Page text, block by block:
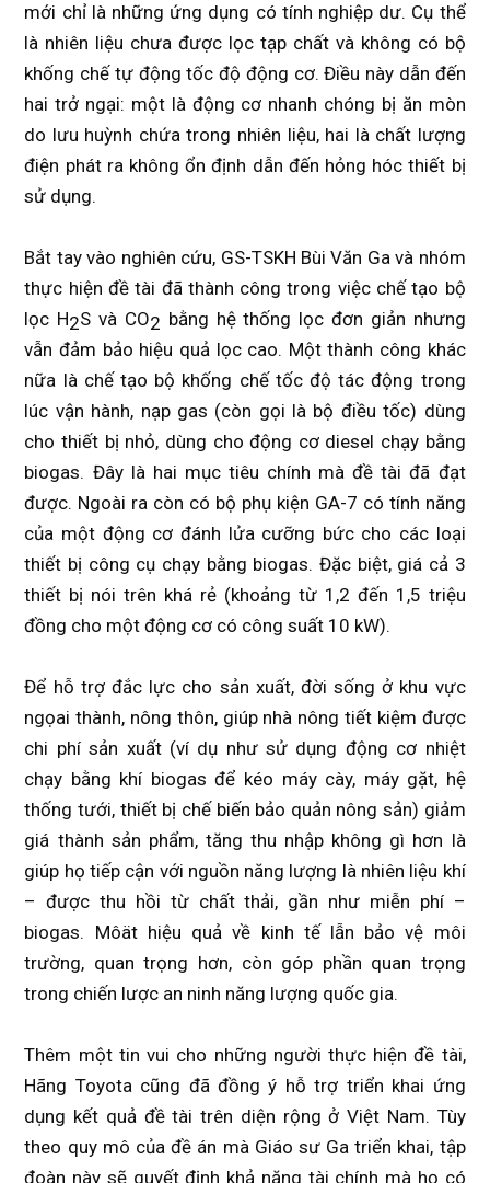
mới chỉ là những ứng dụng có tính nghiệp dư. Cụ thể
là nhiên liệu chưa được lọc tạp chất và không có bộ
khống chế tự động tốc độ động cơ. Điều này dẫn đến
hai trở ngại: một là động cơ nhanh chóng bị ăn mòn
do lưu huỳnh chứa trong nhiên liệu, hai là chất lượng
điện phát ra không ổn định dẫn đến hỏng hóc thiết bị
sử dụng.
Bắt tay vào nghiên cứu, GS-TSKH Bùi Văn Ga và nhóm
thực hiện đề tài đã thành công trong việc chế tạo bộ
lọc H2S và CO2 bằng hệ thống lọc đơn giản nhưng
vẫn đảm bảo hiệu quả lọc cao. Một thành công khác
nữa là chế tạo bộ khống chế tốc độ tác động trong
lúc vận hành, nạp gas (còn gọi là bộ điều tốc) dùng
cho thiết bị nhỏ, dùng cho động cơ diesel chạy bằng
biogas. Đây là hai mục tiêu chính mà đề tài đã đạt
được. Ngoài ra còn có bộ phụ kiện GA-7 có tính năng
của một động cơ đánh lửa cưỡng bức cho các loại
thiết bị công cụ chạy bằng biogas. Đặc biệt, giá cả 3
thiết bị nói trên khá rẻ (khoảng từ 1,2 đến 1,5 triệu
đồng cho một động cơ có công suất 10 kW).
Để hỗ trợ đắc lực cho sản xuất, đời sống ở khu vực
ngọai thành, nông thôn, giúp nhà nông tiết kiệm được
chi phí sản xuất (ví dụ như sử dụng động cơ nhiệt
chạy bằng khí biogas để kéo máy cày, máy gặt, hệ
thống tưới, thiết bị chế biến bảo quản nông sản) giảm
giá thành sản phẩm, tăng thu nhập không gì hơn là
giúp họ tiếp cận với nguồn năng lượng là nhiên liệu khí
– được thu hồi từ chất thải, gần như miễn phí –
biogas. Môät hiệu quả về kinh tế lẫn bảo vệ môi
trường, quan trọng hơn, còn góp phần quan trọng
trong chiến lược an ninh năng lượng quốc gia.
Thêm một tin vui cho những người thực hiện đề tài,
Hãng Toyota cũng đã đồng ý hỗ trợ triển khai ứng
dụng kết quả đề tài trên diện rộng ở Việt Nam. Tùy
theo quy mô của đề án mà Giáo sư Ga triển khai, tập
đoàn này sẽ quyết định khả năng tài chính mà họ có